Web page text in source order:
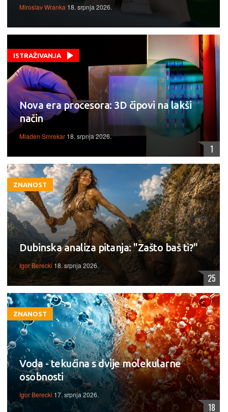
Miroslav Wranka 18. srpnja 2026.
ISTRAŽIVANJA
Nova era procesora: 3D čipovi na lakši
način
Mladen Smrekar 18. srpnja 2026.
1
ZNANOST
Dubinska analiza pitanja: "Zašto baš ti?"
Igor Berecki 18. srpnja 2026.
25
ZNANOST
Voda - tekućina s dvije molekularne
osobnosti
Igor Berecki 17. srpnja 2026.
18